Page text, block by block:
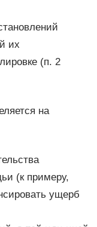
их
(п. 2
на
(к примеру,
ущерб